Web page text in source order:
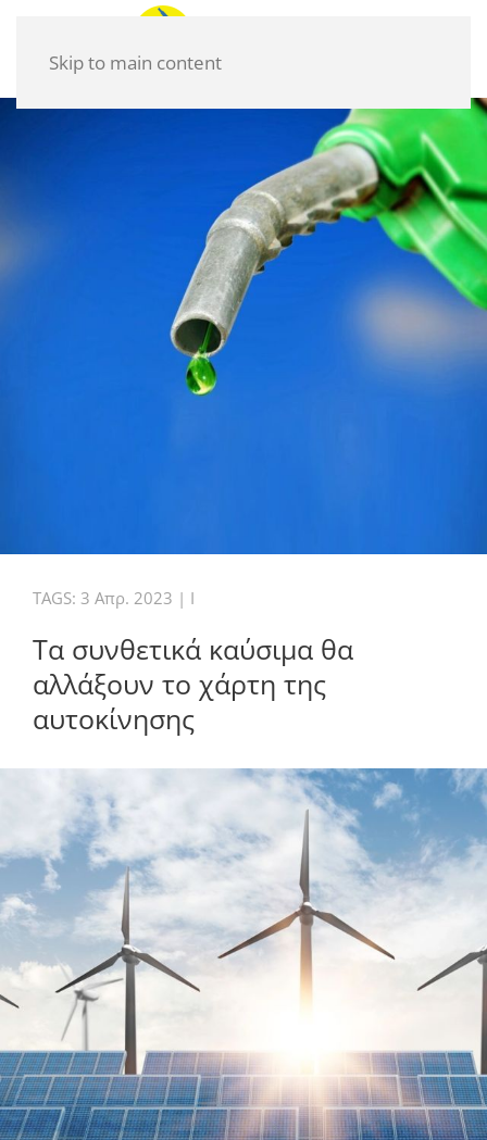
Skip to main content
TAGS: 3 Απρ. 2023 | I
Τα συνθετικά καύσιμα θα
αλλάξουν το χάρτη της
αυτοκίνησης